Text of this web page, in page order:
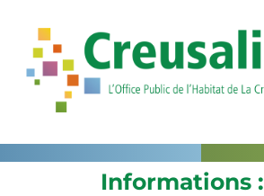
Informations :